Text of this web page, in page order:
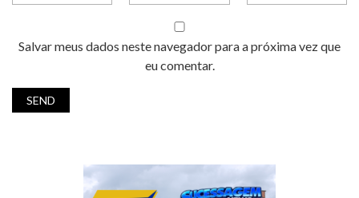
Salvar meus dados neste navegador para a próxima vez que
eu comentar.